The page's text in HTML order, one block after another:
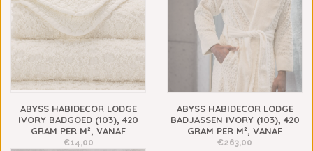
ABYSS HABIDECOR LODGE
IVORY BADGOED (103), 420
GRAM PER M², VANAF
€14,00
ABYSS HABIDECOR LODGE
BADJASSEN IVORY (103), 420
GRAM PER M², VANAF
€263,00